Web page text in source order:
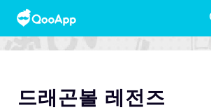
드래곤볼 레전즈